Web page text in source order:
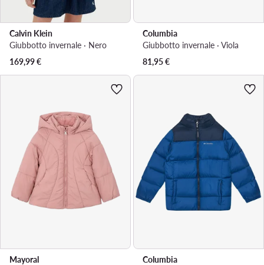
Calvin Klein
Giubbotto invernale · Nero
169,99€
Columbia
Giubbotto invernale · Viola
81,95€
Mayoral
Columbia